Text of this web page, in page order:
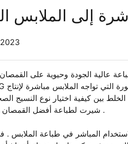
عالية الجودة وحيوية على
بين كيفية اختيار نوع النسيج
شيرت لطباعة أفضل القمصان مع طابعاتهم .
المباشر في طباعة الملابس .